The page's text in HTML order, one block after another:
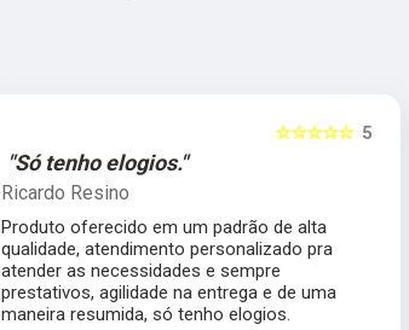
5
☆☆☆☆☆
"Só tenho elogios."
Ricardo Resino
Produto oferecido em um padrão de alta
qualidade, atendimento personalizado pra
atender as necessidades e sempre
prestativos, agilidade na entrega e de uma
maneira resumida, só tenho elogios.